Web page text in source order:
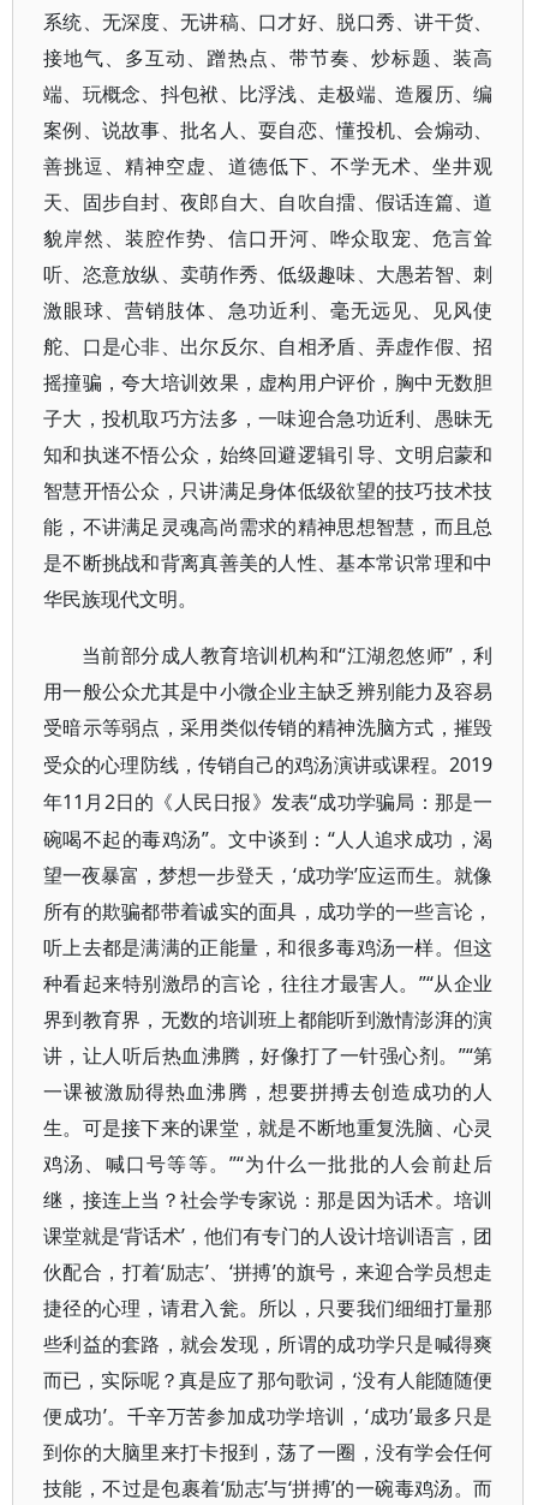
系统、无深度、无讲稿、口才好、脱口秀、讲干货、
接地气、多互动、蹭热点、带节奏、炒标题、装高
端、玩概念、抖包袱、比浮浅、走极端、造履历、编
案例、说故事、批名人、耍自恋、懂投机、会煽动、
善挑逗、精神空虚、道德低下、不学无术、坐井观
天、固步自封、夜郎自大、自吹自擂、假话连篇、道
貌岸然、装腔作势、信口开河、哗众取宠、危言耸
听、 恣意放纵、卖萌作秀、低级趣味、大愚若智、刺
激眼球、营销肢体、急功近利、毫无远见、见风使
舵、口是心非、出尔反尔、自相矛盾、弄虚作假、招
摇撞骗，夸大培训效果，虚构用户评价，胸中无数胆
子大，投机取巧方法多，一味迎合急功近利、愚昧无
知和执迷不悟公众，始终回避逻辑引导、文明启蒙和
智慧开悟公众，只讲满足身体低级欲望的技巧技术技
能，不讲满足灵魂高尚需求的精神思想智慧，而且总
是不断挑战和背离真善美的人性、基本常识常理和中
华民族现代文明。
当前部分 成人教育培训 机构和“江湖忽悠师”，利
用一般公众尤其是中小微企业主缺乏辨别能力及容易
受暗示等弱点，采用类似传销的精神洗脑方式，摧毁
受众的心理防线，传销自己的鸡汤演讲或课程。 2019
年11月2日的《 人民日报》发表“成功学骗局：那是一
碗喝不起的毒鸡汤”。文中谈到：“人人追求成功，渴
望一夜暴富，梦想一步登天，‘成功学’应运而生。就像
所有的欺骗都带着诚实的面具，成功学的一些言论，
听上去都是满满的正能量，和很多毒鸡汤一样。但这
种看起来特别激昂的言论，往往才最害人。”“从企业
界到教育界，无数的培训班上都能听到激情澎湃的演
讲，让人听后热血沸腾，好像打了一针强心剂。”“第
一课被激励得热血沸腾，想要拼搏去创造成功的人
生。可是接下来的课堂，就是不断地重复洗脑、心灵
鸡汤、喊口号等等。”“为什么一批批的人会前赴后
继，接连上当？社会学专家说：那是因为话术。培训
课堂就是‘背话术’，他们有专门的人设计培训语言，团
伙配合，打着‘励志’、‘拼搏’的旗号，来迎合学员想走
捷径的心理，请君入瓮。所以，只要我们细细打量那
些利益的套路，就会发现，所谓的成功学只是喊得爽
而已，实际呢？真是应了那句歌词，‘没有人能随随便
便成功’。千辛万苦参加成功学培训，‘成功’最多只是
到你的大脑里来打卡报到，荡了一圈，没有学会任何
技能，不过是包裹着‘励志’与‘拼搏’的一碗毒鸡汤。而